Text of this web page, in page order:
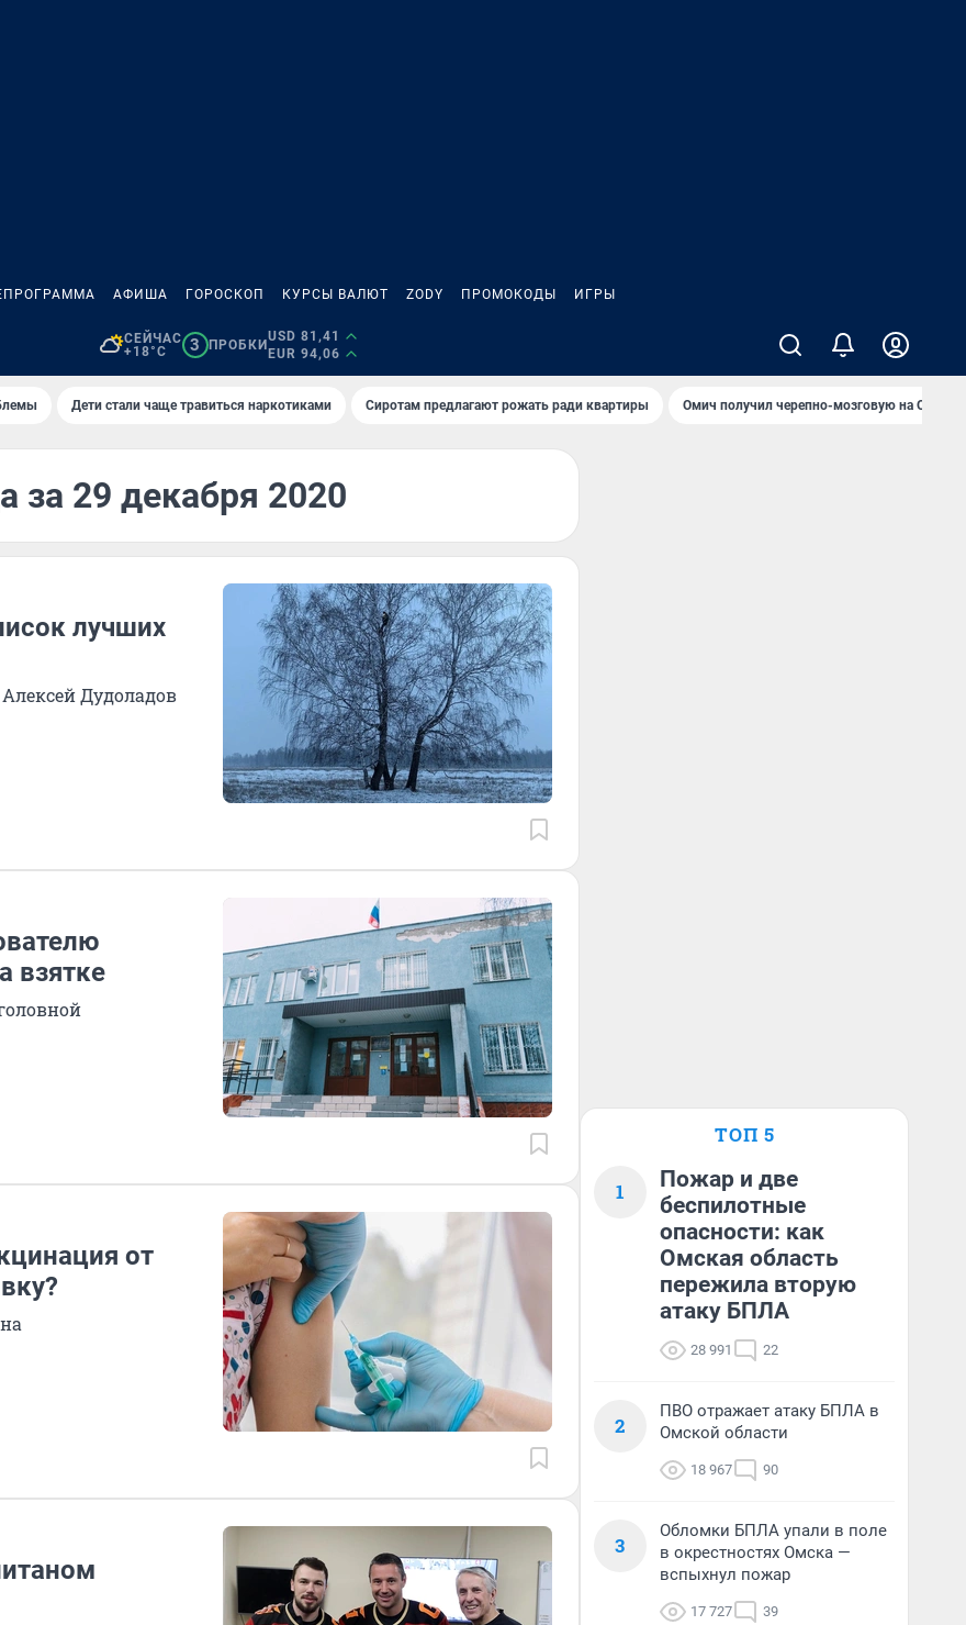
АФИША ГОРОСКОП КУРСЫ ВАЛЮТ ZODY ПРОМОКОДЫ ИГРЫ
СЕЙЧАС
+18°C
3 ПРОБКИ
USD 81,41
EUR 94,06
Дети стали чаще травиться наркотиками Сиротам предлагают рожать ради квартиры Омич получил черепно-мозговую на ОНПЗ
за 29 декабря 2020
лучших
Дудоладов
взятке
от
ТОП 5
1
Пожар и две
беспилотные
опасности: как
Омская область
пережила вторую
атаку БПЛА
28 991 22
2
ПВО отражает атаку БПЛА в
Омской области
18 967 90
3
Обломки БПЛА упали в поле
в окрестностях Омска —
вспыхнул пожар
17 727 39